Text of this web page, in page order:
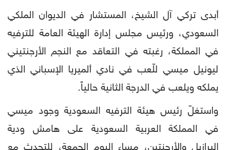
أبدى تركي آل الشيخ، المستشار في الديوان الملكي
السعودي، ورئيس مجلس إدارة الهيئة العامة للترفيه
في المملكة، رغبته في التعاقد مع النجم الأرجنتيني
ليونيل ميسي للّعب في نادي ألميريا الإسباني الذي
يملكه ويلعب في الدرجة الثانية حالياً.
واستغلّ رئيس هيئة الترفيه السعودية وجود ميسي
في المملكة العربية السعودية على هامش ودية
البرازيل والأرجنتين، مساء اليوم الجمعة، للتحدث مع